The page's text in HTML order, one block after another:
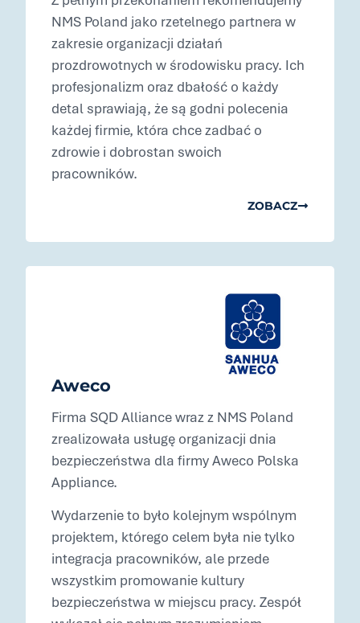
NMS Poland jako rzetelnego partnera w
zakresie organizacji działań
prozdrowotnych w środowisku pracy. Ich
profesjonalizm oraz dbałość o każdy
detal sprawiają, że są godni polecenia
każdej firmie, która chce zadbać o
zdrowie i dobrostan swoich
pracowników.
ZOBACZ
Aweco
Firma SQD Alliance wraz z NMS Poland
zrealizowała usługę organizacji dnia
bezpieczeństwa dla firmy Aweco Polska
Appliance.
Wydarzenie to było kolejnym wspólnym
projektem, którego celem była nie tylko
integracja pracowników, ale przede
wszystkim promowanie kultury
bezpieczeństwa w miejscu pracy. Zespół